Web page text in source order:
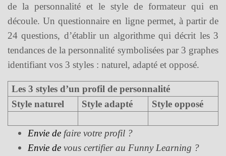
de la personnalité et le style de formateur qui en
découle.Un questionnaire en ligne permet, à partir de
24 questions, d’établir un algorithme qui décrit les 3
tendances de la personnalité symbolisées par 3 graphes
identifiant vos 3 styles : naturel, adapté et opposé.
Les 3 styles d’un profil de personnalité
Style naturel
Style adapté Style opposé
Envie de faire votre profil ?
Envie de vous certifier au Funny Learning ?